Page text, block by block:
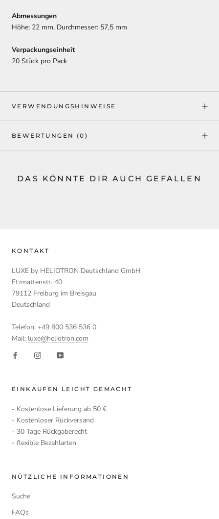
Abmessungen
Höhe: 22 mm, Durchmesser: 57,5 mm
Verpackungseinheit
20 Stück pro Pack
VERWENDUNGSHINWEISE
BEWERTUNGEN (0)
DAS KÖNNTE DIR AUCH GEFALLEN
KONTAKT
LUXE by HELIOTRON Deutschland GmbH
Etzmattenstr. 40
79112 Freiburg im Breisgau
Deutschland
Telefon: +49 800 536 536 0
Mail: luxe@heliotron.com
EINKAUFEN LEICHT GEMACHT
- Kostenlose Lieferung ab 50 €
- Kostenloser Rückversand
- 30 Tage Rückgaberecht
- flexible Bezahlarten
NÜTZLICHE INFORMATIONEN
Suche
FAQs